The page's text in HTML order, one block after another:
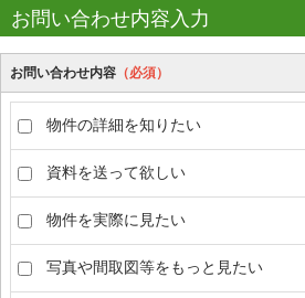
お問い合わせ内容入力
お問い合わせ内容 （必須）
物件の詳細を知りたい
資料を送って欲しい
物件を実際に見たい
写真や間取図等をもっと見たい